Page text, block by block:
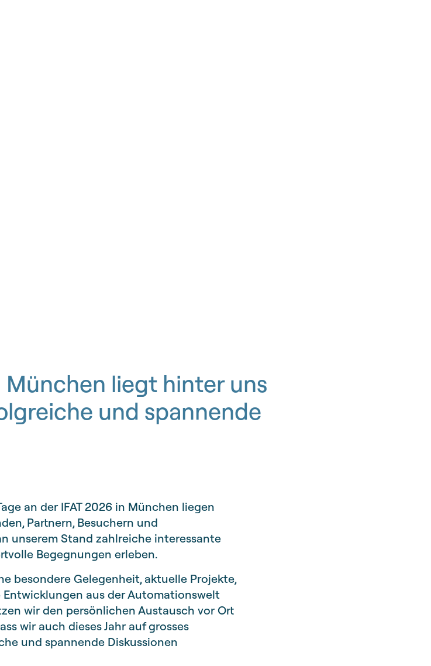
München liegt hinter uns
und spannende
an der IFAT 2026 in München liegen
Partnern, Besuchern und
unserem Stand zahlreiche interessante
Begegnungen erleben.
besondere Gelegenheit, aktuelle Projekte,
aus der Automationswelt
wir den persönlichen Austausch vor Ort
wir auch dieses Jahr auf grosses
und spannende Diskussionen